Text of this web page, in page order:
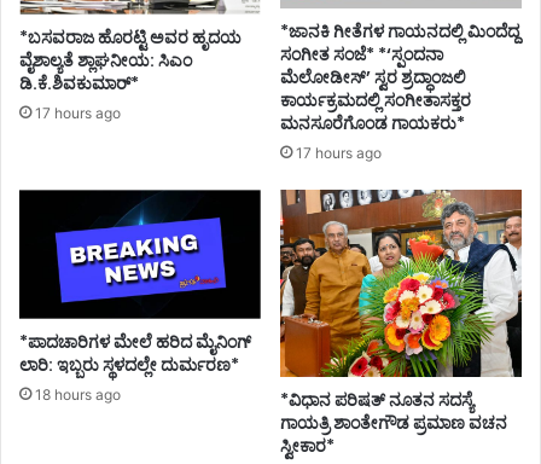
*ಬಸವರಾಜ ಹೊರಟ್ಟಿ ಅವರ ಹೃದಯ
ವೈಶಾಲ್ಯತೆ ಶ್ಲಾಘನೀಯ: ಸಿಎಂ
ಡಿ.ಕೆ.ಶಿವಕುಮಾರ್*
17 hours ago
*ಜಾನಕಿ ಗೀತೆಗಳ ಗಾಯನದಲ್ಲಿ ಮಿಂದೆದ್ದ
ಸಂಗೀತ ಸಂಜೆ* *‘ಸ್ಪಂದನಾ
ಮೆಲೋಡೀಸ್’ ಸ್ವರ ಶ್ರದ್ಧಾಂಜಲಿ
ಕಾರ್ಯಕ್ರಮದಲ್ಲಿ ಸಂಗೀತಾಸಕ್ತರ
ಮನಸೂರೆಗೊಂಡ ಗಾಯಕರು*
17 hours ago
*ಪಾದಚಾರಿಗಳ ಮೇಲೆ ಹರಿದ ಮೈನಿಂಗ್
ಲಾರಿ: ಇಬ್ಬರು ಸ್ಥಳದಲ್ಲೇ ದುರ್ಮರಣ*
18 hours ago
*ವಿಧಾನ ಪರಿಷತ್ ನೂತನ ಸದಸ್ಯೆ
ಗಾಯತ್ರಿ ಶಾಂತೇಗೌಡ ಪ್ರಮಾಣ ವಚನ
ಸ್ವೀಕಾರ*